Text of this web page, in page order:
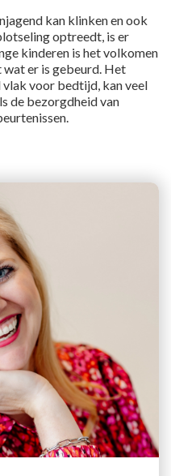
kan klinken en ook
optreedt, is er
kinderen is het volkomen
wat er is gebeurd. Het
voor bedtijd, kan veel
de bezorgdheid van